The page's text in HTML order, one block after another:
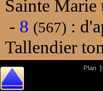
Sainte Marie
- 8 (567) :
Tallendier
Plan